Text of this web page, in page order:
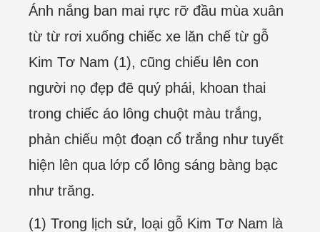
Ánh nắng ban mai rực rỡ đầu mùa xuân
từ từ rơi xuống chiếc xe lăn chế từ gỗ
Kim Tơ Nam (1), cũng chiếu lên con
người nọ đẹp đẽ quý phái, khoan thai
trong chiếc áo lông chuột màu trắng,
phản chiếu một đoạn cổ trắng như tuyết
hiện lên qua lớp cổ lông sáng bàng bạc
như trăng.
(1) Trong lịch sử, loại gỗ Kim Tơ Nam là